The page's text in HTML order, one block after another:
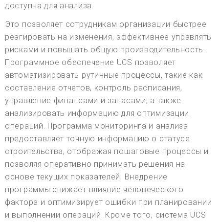
доступна для анализа.
Это позволяет сотрудникам организации быстрее
реагировать на изменения, эффективнее управлять
рисками и повышать общую производительность.
Программное обеспечение UCS позволяет
автоматизировать рутинные процессы, такие как
составление отчетов, контроль расписания,
управление финансами и запасами, а также
анализировать информацию для оптимизации
операций. Программа мониторинга и анализа
предоставляет точную информацию о статусе
строительства, отображая пошаговые процессы и
позволяя оперативно принимать решения на
основе текущих показателей. Внедрение
программы снижает влияние человеческого
фактора и оптимизирует ошибки при планировании
и выполнении операций. Кроме того, система UCS